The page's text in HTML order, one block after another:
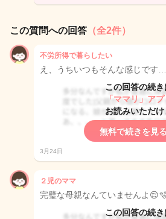
この質問への回答 （全2件）
不労所得で暮らしたい
え、うちいつもそんな感じです…
この回答の続き
「ママリ」アプ
お読みいただけ
無料で続きを見
3月24日
２児のママ
完璧な母親なんていませんよ
この回答の続き